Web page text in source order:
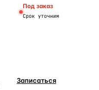
Под заказ
Срок уточним
Записаться